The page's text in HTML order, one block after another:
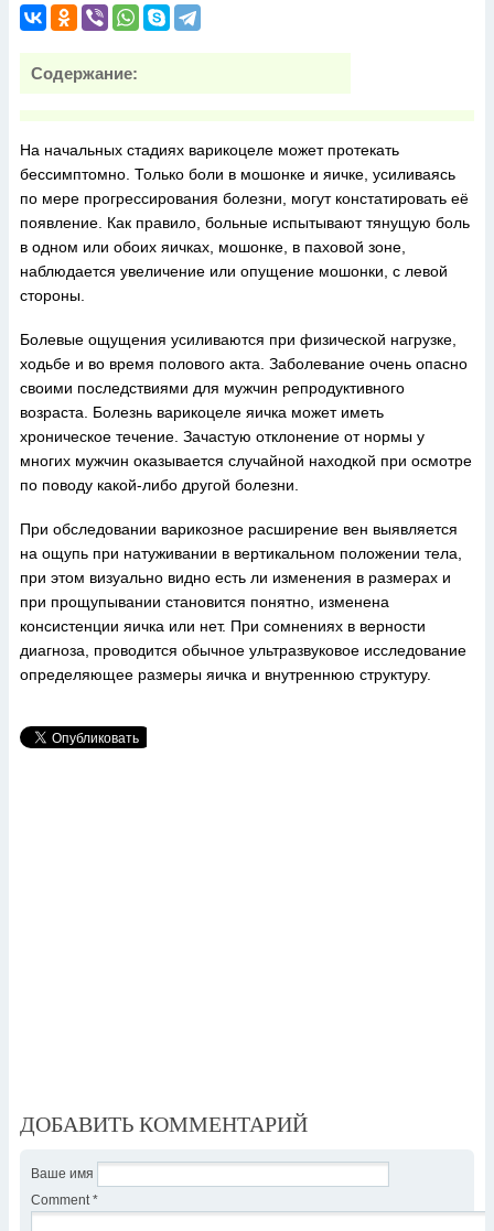
Содержание:
На начальных стадиях варикоцеле может протекать
бессимптомно. Только боли в мошонке и яичке, усиливаясь
по мере прогрессирования болезни, могут констатировать её
появление. Как правило, больные испытывают тянущую боль
в одном или обоих яичках, мошонке, в паховой зоне,
наблюдается увеличение или опущение мошонки, с левой
стороны.
Болевые ощущения усиливаются при физической нагрузке,
ходьбе и во время полового акта. Заболевание очень опасно
своими последствиями для мужчин репродуктивного
возраста. Болезнь варикоцеле яичка может иметь
хроническое течение. Зачастую отклонение от нормы у
многих мужчин оказывается случайной находкой при осмотре
по поводу какой-либо другой болезни.
При обследовании варикозное расширение вен выявляется
на ощупь при натуживании в вертикальном положении тела,
при этом визуально видно есть ли изменения в размерах и
при прощупывании становится понятно, изменена
консистенции яичка или нет. При сомнениях в верности
диагноза, проводится обычное ультразвуковое исследование
определяющее размеры яичка и внутреннюю структуру.
ДОБАВИТЬ КОММЕНТАРИЙ
Ваше имя
Comment *